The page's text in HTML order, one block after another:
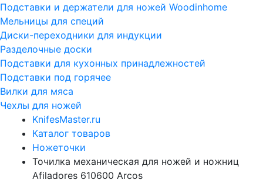
Подставки и держатели для ножей Woodinhome
Мельницы для специй
Диски-переходники для индукции
Разделочные доски
Подставки для кухонных принадлежностей
Подставки под горячее
Вилки для мяса
Чехлы для ножей
KnifesMaster.ru
Каталог товаров
Ножеточки
Точилка механическая для ножей и ножниц
Afiladores 610600 Arcos